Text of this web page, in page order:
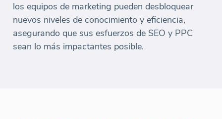
los equipos de marketing pueden desbloquear
nuevos niveles de conocimiento y eficiencia,
asegurando que sus esfuerzos de SEO y PPC
sean lo más impactantes posible.